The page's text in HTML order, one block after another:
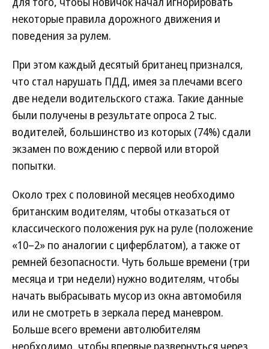
некоторые правила дорожного движения и
поведения за рулем.
При этом каждый десятый британец признался,
что стал нарушать ПДД, имея за плечами всего
две недели водительского стажа. Такие данные
были получены в результате опроса 2 тыс.
водителей, большинство из которых (74%) сдали
экзамен по вождению с первой или второй
попытки.
Около трех с половиной месяцев необходимо
британским водителям, чтобы отказаться от
классического положения рук на руле (положение
«10–2» по аналогии с циферблатом), а также от
ремней безопасности. Чуть больше времени (три
месяца и три недели) нужно водителям, чтобы
начать выбрасывать мусор из окна автомобиля
или не смотреть в зеркала перед маневром.
Больше всего времени автолюбителям
необходимо, чтобы впервые развернуться через